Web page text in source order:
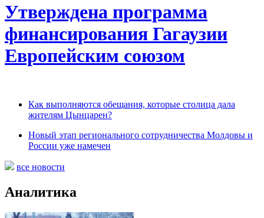
Утверждена программа
финансирования Гагаузии
Европейским союзом
Как выполняются обещания, которые столица дала
жителям Цынцарен?
Новый этап регионального сотрудничества Молдовы и
России уже намечен
все новости
Аналитика